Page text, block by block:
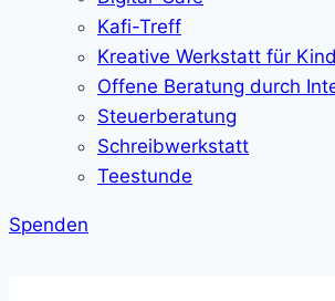
Kafi-Treff
Kreative Werkstatt für
Offene Beratung durch
Steuerberatung
Schreibwerkstatt
Teestunde
Spenden